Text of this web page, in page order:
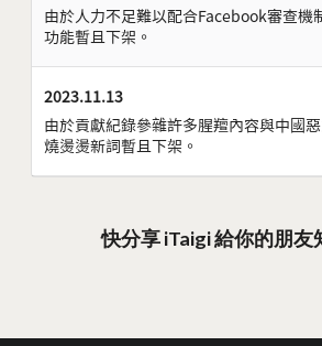
由於人力不足難以配合Facebook審查機
功能暫且下架。
2023.11.13
由於貢獻紀錄參雜許多腥羶內容與中國
燒燙燙新詞暫且下架。
快分享 iTaigi 給你的朋友